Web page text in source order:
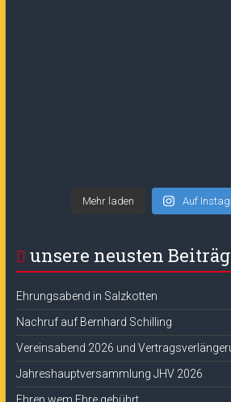
Mehr laden Auf
unsere neusten
Ehrungsabend in Salzkotten
Nachruf auf Bernhard Schilling
Vereinsabend 2026 und
Jahreshauptversammlung JHV 2026